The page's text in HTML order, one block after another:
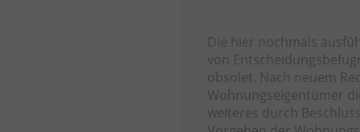
Die hier nochmals
von
obsolet. Nach neuem
Wohnungseigentümer
weiteres durch